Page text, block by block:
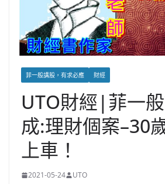
菲一般講股，有求必應 財經
UTO財經|菲一
成:理財個案–30
上車！
2021-05-24 UTO